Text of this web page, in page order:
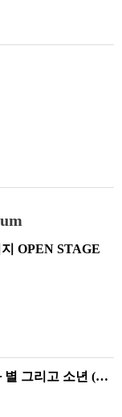
OPEN STAGE
류제비: 꽃과 바람과 별 그리고 소년 (FLOWER, WIND, STAR and BOY)